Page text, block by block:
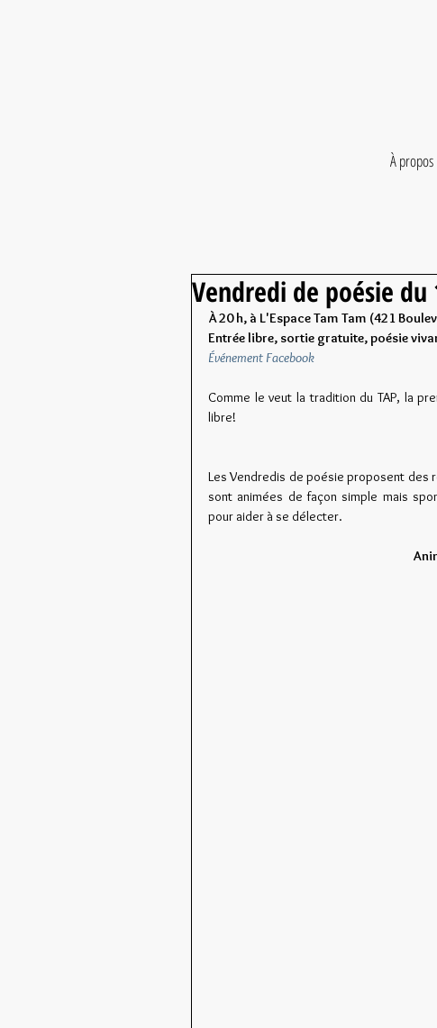
À propos
Vendredi de poésie du
À 20 h, à L'Espace Tam Tam (421
Entrée libre, sortie gratuite, poésie
Événement Facebook
Comme le veut la tradition du TAP, la
libre!
Les Vendredis de poésie proposent des
sont animées de façon simple mais
pour aider à se délecter.